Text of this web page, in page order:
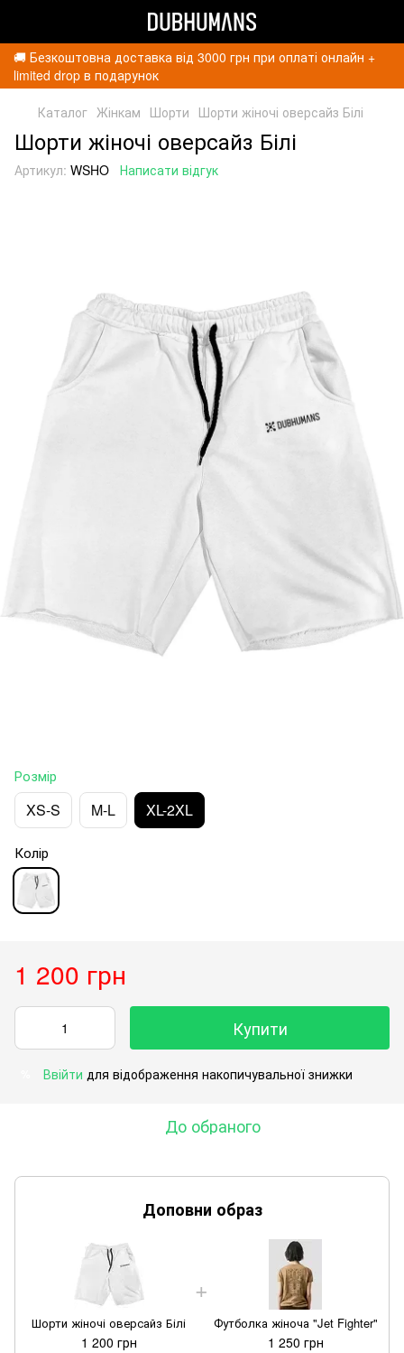
🚚 Безкоштовна доставка від 3000 грн при оплаті онлайн +
limited drop в подарунок
Каталог Жінкам Шорти Шорти жіночі оверсайз Білі
Шорти жіночі оверсайз Білі
Артикул: WSHO Написати відгук
Розмір
XS-S M-L XL-2XL
Колір
1 200 грн
Купити
Ввійти для відображення накопичувальної знижки
До обраного
Доповни образ
Шорти жіночі оверсайз Білі
1 200 грн
Футболка жіноча "Jet Fighter"
1 250 грн